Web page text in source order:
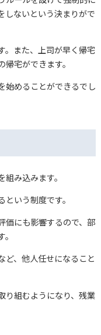
しないという決まりがで
。また、上司が早く帰宅
宅ができます。
始めることができるでし
み込みます。
いう制度です。
価にも影響するので、部
ど、他人任せになること
り組むようになり、残業